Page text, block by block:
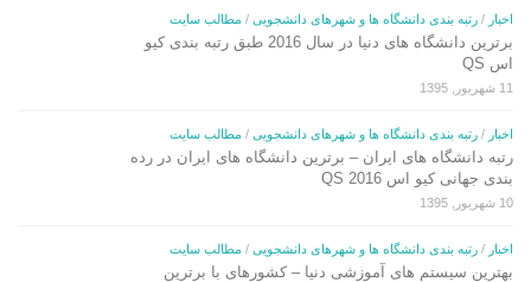
اخبار / رتبه بندی دانشگاه ها و شهرهای دانشجویی / مطالب سایت
برترین دانشگاه های دنیا در سال 2016 طبق رتبه بندی کیو
اس QS
11 شهریور, 1395
اخبار / رتبه بندی دانشگاه ها و شهرهای دانشجویی / مطالب سایت
رتبه دانشگاه های ایران – برترین دانشگاه های ایران در رده
بندی جهانی کیو اس QS 2016
10 شهریور, 1395
اخبار / رتبه بندی دانشگاه ها و شهرهای دانشجویی / مطالب سایت
بهترین سیستم های آموزشی دنیا – کشورهای با برترین